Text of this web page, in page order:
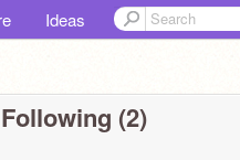
Ideas
(2)